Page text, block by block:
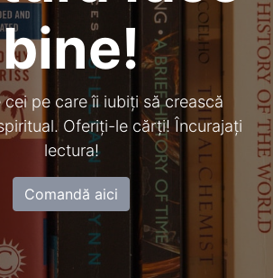
bine!
pe care îi iubiți să crească
Oferiți-le cărți! Încurajați
lectura!
Comandă aici